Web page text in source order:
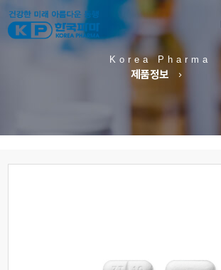
Korea Pharma
제품정보